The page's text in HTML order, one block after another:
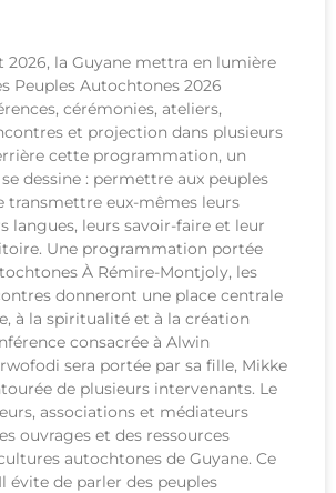
2026, la Guyane mettra en lumière
Peuples Autochtones 2026
cérémonies, ateliers,
et projection dans plusieurs
cette programmation, un
dessine : permettre aux peuples
transmettre eux-mêmes leurs
langues, leurs savoir-faire et leur
Une programmation portée
À Rémire-Montjoly, les
donneront une place centrale
à la spiritualité et à la création
consacrée à Alwin
sera portée par sa fille, Mikke
de plusieurs intervenants. Le
associations et médiateurs
ouvrages et des ressources
autochtones de Guyane. Ce
évite de parler des peuples